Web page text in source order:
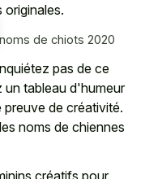
originales.
de chiots 2020
pas de ce
un tableau d'humeur
de créativité.
noms de chiennes